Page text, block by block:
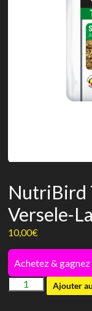
NutriBird
Versele-
10,00€
Achetez &
quantité
Ajouter